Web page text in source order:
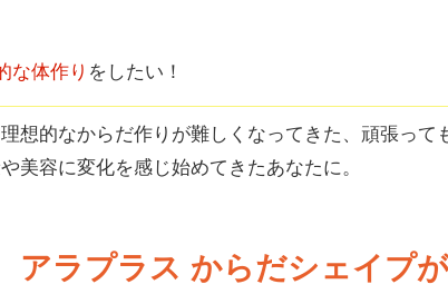
な体作り をしたい！
想的なからだ作りが難しくなってきた、頑張って
美容に変化を感じ始めてきたあなたに。
アラプラス からだシェイプが